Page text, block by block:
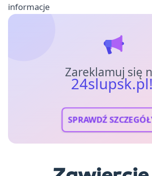
informacje
Zareklamuj się
24slupsk.pl!
SPRAWDŹ